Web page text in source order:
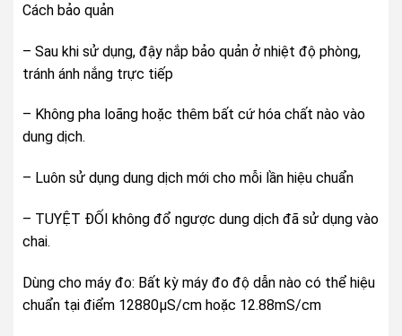
Cách bảo quản
– Sau khi sử dụng, đậy nắp bảo quản ở nhiệt độ phòng,
tránh ánh nắng trực tiếp
– Không pha loãng hoặc thêm bất cứ hóa chất nào vào
dung dịch.
– Luôn sử dụng dung dịch mới cho mỗi lần hiệu chuẩn
– TUYỆT ĐỐI không đổ ngược dung dịch đã sử dụng vào
chai.
Dùng cho máy đo: Bất kỳ máy đo độ dẫn nào có thể hiệu
chuẩn tại điểm 12880µS/cm hoặc 12.88mS/cm